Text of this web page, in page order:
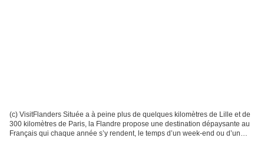
(c) VisitFlanders Située a à peine plus de quelques kilomètres de Lille et de
300 kilomètres de Paris, la Flandre propose une destination dépaysante au
Français qui chaque année s’y rendent, le temps d’un week-end ou d’un